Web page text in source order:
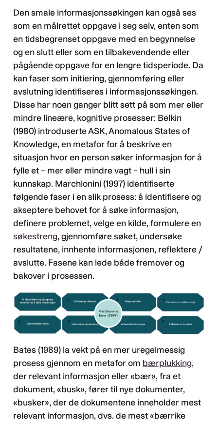
Den smale informasjonssøkingen kan også ses
som en målrettet oppgave i seg selv, enten som
en tidsbegrenset oppgave med en begynnelse
og en slutt eller som en tilbakevendende eller
pågående oppgave for en lengre tidsperiode. Da
kan faser som initiering, gjennomføring eller
avslutning identifiseres i informasjonssøkingen.
Disse har noen ganger blitt sett på som mer eller
mindre lineære, kognitive prosesser: Belkin
(1980) introduserte ASK, Anomalous States of
Knowledge, en metafor for å beskrive en
situasjon hvor en person søker informasjon for å
fylle et – mer eller mindre vagt – hull i sin
kunnskap. Marchionini (1997) identifiserte
følgende faser i en slik prosess: å identifisere og
akseptere behovet for å søke informasjon,
definere problemet, velge en kilde, formulere en
søkestreng, gjennomføre søket, undersøke
resultatene, innhente informasjonen, reflektere /
avslutte. Fasene kan lede både fremover og
bakover i prosessen.
Bates (1989) la vekt på en mer uregelmessig
prosess gjennom en metafor om bærplukking,
der relevant informasjon eller «bær», fra et
dokument, «busk», fører til nye dokumenter,
«busker», der de dokumentene inneholder mest
relevant informasjon, dvs. de mest «bærrike